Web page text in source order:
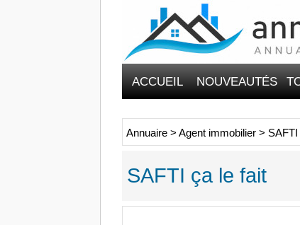
ACCUEIL NOUVEAUTÉS
Annuaire > Agent immobilier >
SAFTI ça le fait